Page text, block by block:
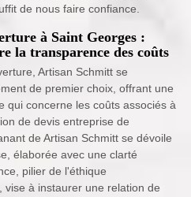
de nous faire confiance.
à Saint Georges :
la transparence des coûts
Artisan Schmitt se
de premier choix, offrant une
qui concerne les coûts associés à
de devis entreprise de
de Artisan Schmitt se dévoile
élaborée avec une clarté
pilier de l'éthique
à instaurer une relation de